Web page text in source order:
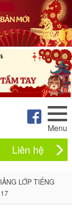
Menu
Liên hệ
LỚP TIẾNG